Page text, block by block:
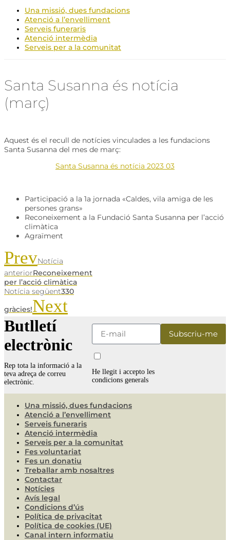
Una missió, dues fundacions
Atenció a l’envelliment
Serveis funeraris
Atenció intermèdia
Serveis per a la comunitat
Santa Susanna és notícia
(març)
Aquest és el recull de notícies vinculades a les fundacions
Santa Susanna del mes de març:
Santa Susanna és notícia 2023 03
Participació a la 1a jornada «Caldes, vila amiga de les
persones grans»
Reconeixement a la Fundació Santa Susanna per l’acció
climàtica
Agraïment
PrevNotícia
anteriorReconeixement
per l’acció climàtica
Notícia següent330
gràcies!Next
Butlletí
electrònic
Rep tota la informació a la
teva adreça de correu
electrònic.
He llegit i accepto les
condicions generals
Una missió, dues fundacions
Atenció a l’envelliment
Serveis funeraris
Atenció intermèdia
Serveis per a la comunitat
Fes voluntariat
Fes un donatiu
Treballar amb nosaltres
Contactar
Notícies
Avís legal
Condicions d’ús
Política de privacitat
Política de cookies (UE)
Canal intern informatiu